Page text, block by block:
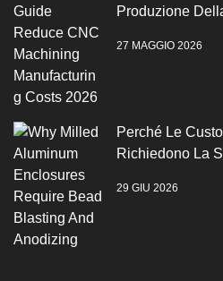
Produzione
27 MAGGIO 2026
Perché Le
Richiedono La
29 GIU 2026